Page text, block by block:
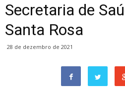
Secretaria de
Santa Rosa
28 de dezembro de 2021